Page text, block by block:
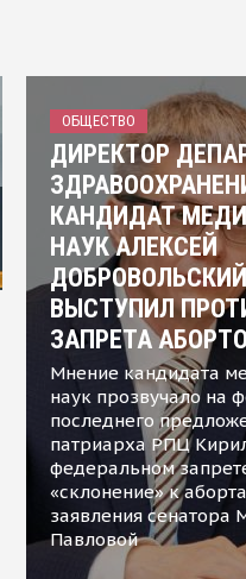
ОБЩЕСТВО
ДИРЕКТОР
КАНДИДАТ
НАУК АЛЕКСЕЙ
ДОБРОВОЛЬСКИЙ
ВЫСТУПИЛ
ЗАПРЕТА
Мнение кандидата
наук прозвучало на
последнего
патриарха РПЦ
федеральном
«склонение» к
заявления сенатора
Павловой